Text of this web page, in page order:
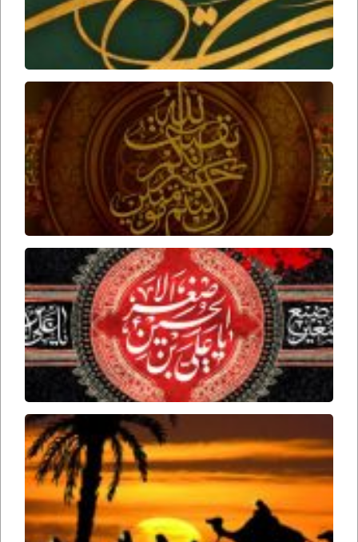
ارواحنا
فداه
عوامل
زمان
ارواحنا
فداه
برخورد
حسین
علیه
السلام
با علی
اصغر
علیه
تاریخ
حرکت
اسرای
کربلا
کربلا
به